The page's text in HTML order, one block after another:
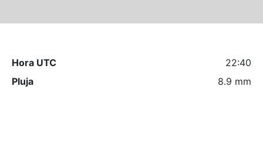
Hora UTC
22:40
Pluja
8.9 mm